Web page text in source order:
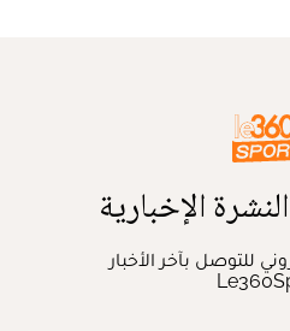
الإخبارية
للتوصل بآخر الأخبار